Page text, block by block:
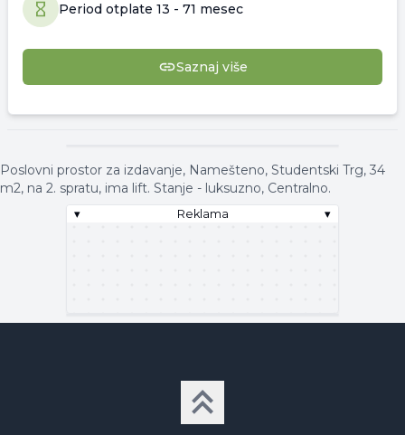
Period otplate 13 - 71 mesec
Saznaj više
Poslovni prostor za izdavanje, Namešteno, Studentski Trg, 34
m2, na 2. spratu, ima lift. Stanje - luksuzno, Centralno.
▾ Reklama ▾
▾ Reklama ▾